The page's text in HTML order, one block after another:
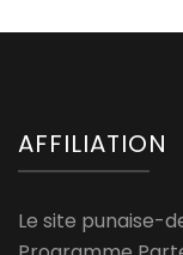
AFFILIATION
Le site punaise-